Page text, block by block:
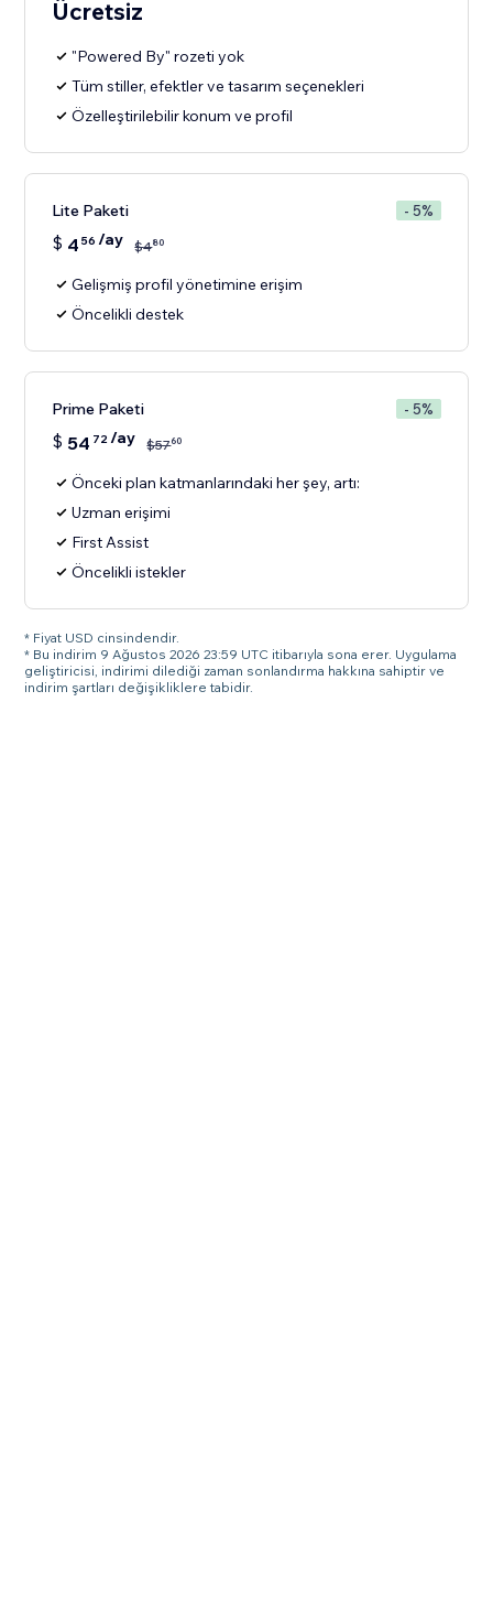
Ücretsiz
"Powered By" rozeti yok
Tüm stiller, efektler ve tasarım seçenekleri
Özelleştirilebilir konum ve profil
Lite Paketi - 5%
$ 4 56 /ay $480
Gelişmiş profil yönetimine erişim
Öncelikli destek
Prime Paketi - 5%
$ 54 72/ay $5760
Önceki plan katmanlarındaki her şey, artı:
Uzman erişimi
First Assist
Öncelikli istekler
* Fiyat USD cinsindendir.
* Bu indirim 9 Ağustos 2026 23:59 UTC itibarıyla sona erer. Uygulama
geliştiricisi, indirimi dilediği zaman sonlandırma hakkına sahiptir ve
indirim şartları değişikliklere tabidir.